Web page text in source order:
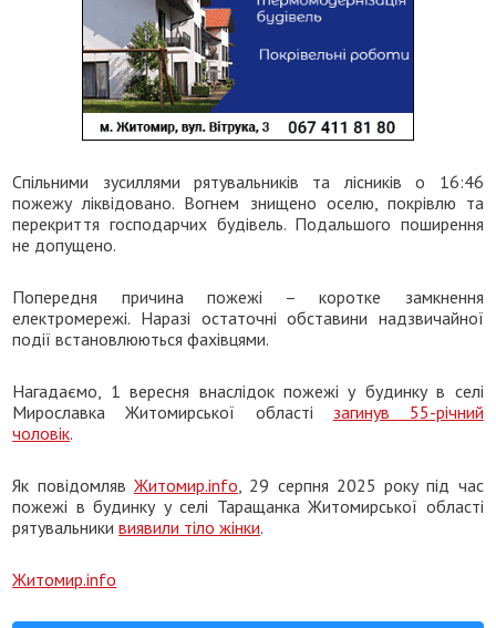
Спільними зусиллями рятувальників та лісників о 16:46
пожежу ліквідовано. Вогнем знищено оселю, покрівлю та
перекриття господарчих будівель. Подальшого поширення
не допущено.
Попередня причина пожежі – коротке замкнення
електромережі. Наразі остаточні обставини надзвичайної
події встановлюються фахівцями.
Нагадаємо, 1 вересня внаслідок пожежі у будинку в селі
Мирославка Житомирської області загинув 55-річний
чоловік.
Як повідомляв Житомир.info , 29 серпня 2025 року під час
пожежі в будинку у селі Таращанка Житомирської області
рятувальникивиявили тіло жінки.
Житомир.info